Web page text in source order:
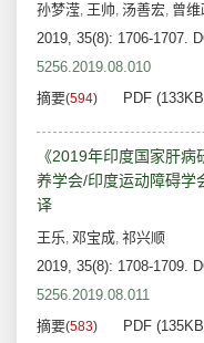
孙梦滢, 王帅, 汤善宏, 曾维
2019, 35(8): 1706-1707.
5256.2019.08.010
摘要(594) PDF
《2019年印度国家肝
养学会/印度运动障碍学
译
王乐, 邓宝成, 祁兴顺
2019, 35(8): 1708-1709.
5256.2019.08.011
摘要(583) PDF